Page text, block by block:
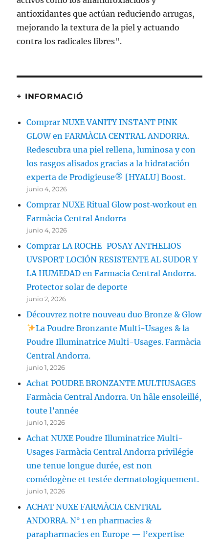
+ INFORMACIÓ
Comprar NUXE VANITY INSTANT PINK
GLOW en FARMÀCIA CENTRAL ANDORRA.
Redescubra una piel rellena, luminosa y con
los rasgos alisados gracias a la hidratación
experta de Prodigieuse® [HYALU] Boost.
junio 4, 2026
Comprar NUXE Ritual Glow post‑workout en
Farmàcia Central Andorra
junio 4, 2026
Comprar LA ROCHE-POSAY ANTHELIOS
UVSPORT LOCIÓN RESISTENTE AL SUDOR Y
LA HUMEDAD en Farmacia Central Andorra.
Protector solar de deporte
junio 2, 2026
Découvrez notre nouveau duo Bronze & Glow
La Poudre Bronzante Multi-Usages & la
Poudre Illuminatrice Multi-Usages. Farmàcia
Central Andorra.
junio 1, 2026
Achat POUDRE BRONZANTE MULTIUSAGES
Farmàcia Central Andorra. Un hâle ensoleillé,
toute l’année
junio 1, 2026
Achat NUXE Poudre Illuminatrice Multi-
Usages Farmàcia Central Andorra privilégie
une tenue longue durée, est non
comédogène et testée dermatologiquement.
junio 1, 2026
ACHAT NUXE FARMÀCIA CENTRAL
ANDORRA. N° 1 en pharmacies &
parapharmacies en Europe — l’expertise